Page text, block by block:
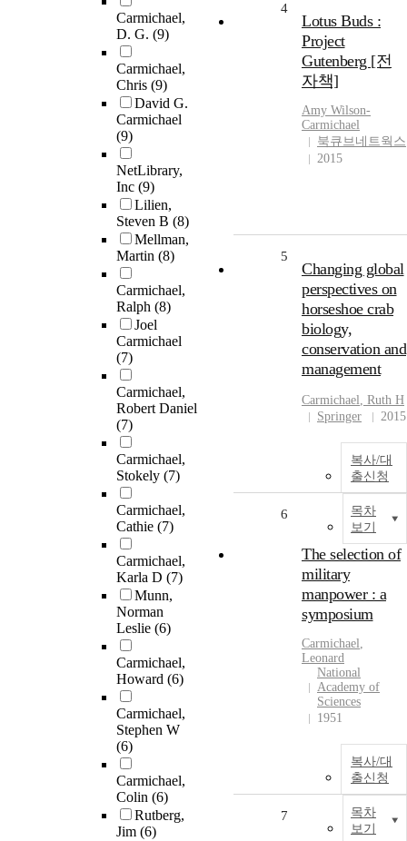
Carmichael,
D. G. (9)
Carmichael,
Chris (9)
David G.
Carmichael
(9)
NetLibrary,
Inc (9)
Lilien,
Steven B (8)
Mellman,
Martin (8)
Carmichael,
Ralph (8)
Joel
Carmichael
(7)
Carmichael,
Robert Daniel
(7)
Carmichael,
Stokely (7)
Carmichael,
Cathie (7)
Carmichael,
Karla D (7)
Munn,
Norman
Leslie (6)
Carmichael,
Howard (6)
Carmichael,
Stephen W
(6)
Carmichael,
Colin (6)
Rutberg,
Jim (6)
4
Lotus Buds :
Project
Gutenberg [전
자책]
Amy Wilson-
Carmichael
북큐브네트웍스
2015
5
Changing global
perspectives on
horseshoe crab
biology,
conservation and
management
Carmichael, Ruth H
Springer
2015
복사/대
출신청
목차
보기
6
The selection of
military
manpower : a
symposium
Carmichael,
Leonard
National
Academy of
Sciences
1951
복사/대
출신청
목차
보기
7